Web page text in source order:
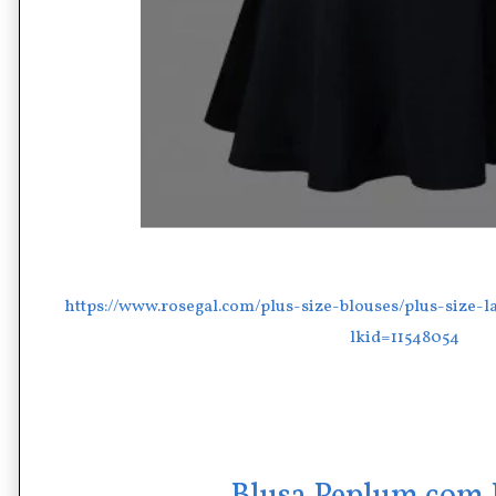
https://www.rosegal.com/plus-size-blouses/plus-size-
lkid=11548054